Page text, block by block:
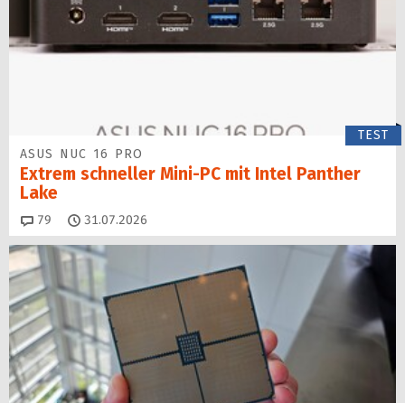
TEST
ASUS NUC 16 PRO
Extrem schneller Mini-PC mit Intel Panther
Lake
79 Kommentare
31.07.2026